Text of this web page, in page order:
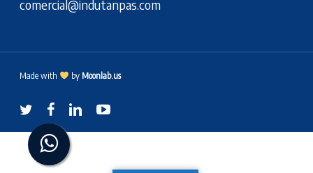
comercial@indutanpas.com
Made with by Moonlab.us
twitter facebooklinkedin youtube